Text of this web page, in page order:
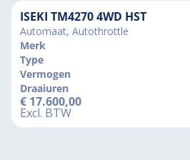
ISEKI TM4270 4WD HST
Automaat, Autothrottle
Merk
Type
Vermogen
Draaiuren
€ 17.600,00
Excl. BTW